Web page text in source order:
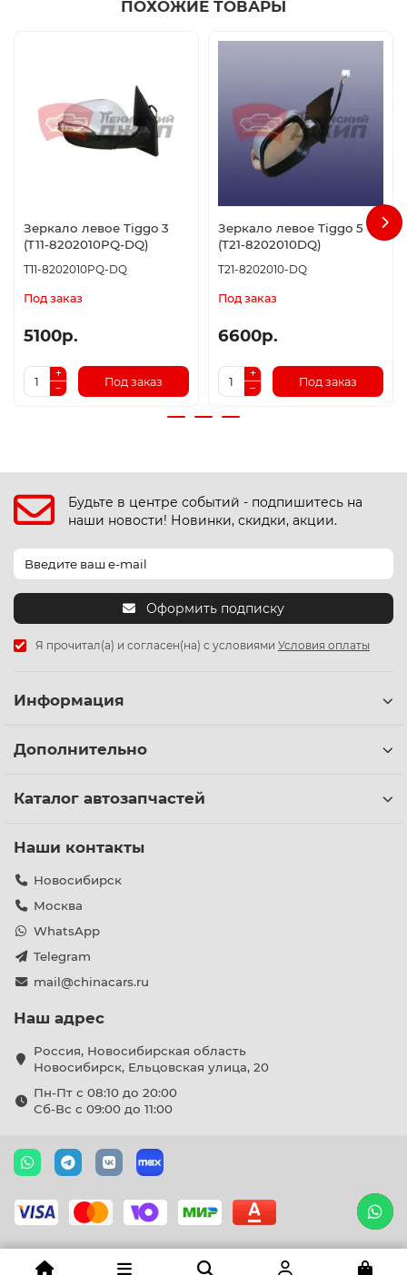
ПОХОЖИЕ ТОВАРЫ
Зеркало левое Tiggo 3
(T11-8202010PQ-DQ)
T11-8202010PQ-DQ
Под заказ
5100р.
Под заказ
Зеркало левое Tiggo 5
(T21-8202010DQ)
T21-8202010-DQ
Под заказ
6600р.
Под заказ
Будьте в центре событий - подпишитесь на
наши новости! Новинки, скидки, акции.
Оформить подписку
Я прочитал(а) и согласен(на) с условиями Условия оплаты
Информация
Дополнительно
Каталог автозапчастей
Наши контакты
Новосибирск
Москва
WhatsApp
Telegram
mail@chinacars.ru
Наш адрес
Россия, Новосибирская область
Новосибирск, Ельцовская улица, 20
Пн-Пт с 08:10 до 20:00
Сб-Вс с 09:00 до 11:00